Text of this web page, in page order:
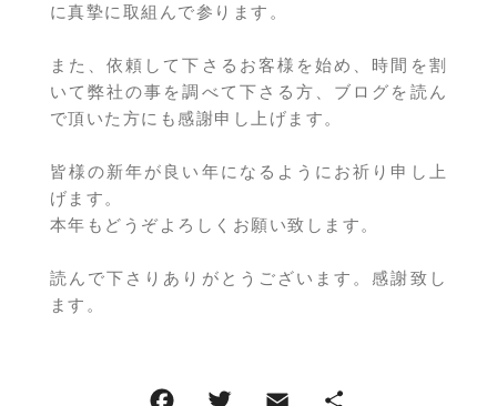
に真摯に取組んで参ります。
また、依頼して下さるお客様を始め、時間を割
いて弊社の事を調べて下さる方、ブログを読ん
で頂いた方にも感謝申し上げます。
皆様の新年が良い年になるようにお祈り申し上
げます。
本年もどうぞよろしくお願い致します。
読んで下さりありがとうございます。感謝致し
ます。